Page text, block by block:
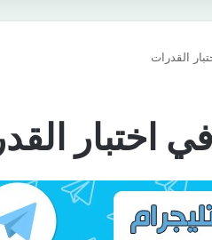
القدرات
اختبار